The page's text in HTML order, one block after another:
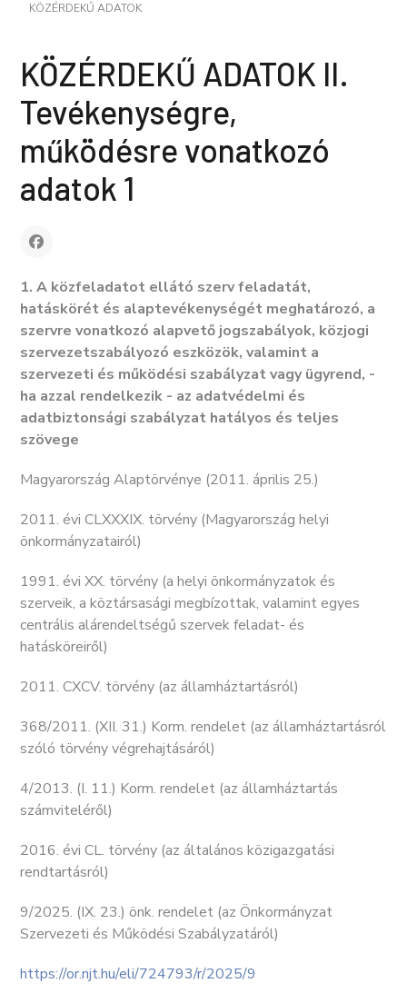
KÖZÉRDEKŰ ADATOK
KÖZÉRDEKŰ ADATOK II.
Tevékenységre,
működésre vonatkozó
adatok 1
1. A közfeladatot ellátó szerv feladatát,
hatáskörét és alaptevékenységét meghatározó, a
szervre vonatkozó alapvető jogszabályok, közjogi
szervezetszabályozó eszközök, valamint a
szervezeti és működési szabályzat vagy ügyrend, -
ha azzal rendelkezik - az adatvédelmi és
adatbiztonsági szabályzat hatályos és teljes
szövege
Magyarország Alaptörvénye (2011. április 25.)
2011. évi CLXXXIX. törvény (Magyarország helyi
önkormányzatairól)
1991. évi XX. törvény (a helyi önkormányzatok és
szerveik, a köztársasági megbízottak, valamint egyes
centrális alárendeltségű szervek feladat- és
hatásköreiről)
2011. CXCV. törvény (az államháztartásról)
368/2011. (XII. 31.) Korm. rendelet (az államháztartásról
szóló törvény végrehajtásáról)
4/2013. (I. 11.) Korm. rendelet (az államháztartás
számviteléről)
2016. évi CL. törvény (az általános közigazgatási
rendtartásról)
9/2025. (IX. 23.) önk. rendelet (az Önkormányzat
Szervezeti és Működési Szabályzatáról)
https://or.njt.hu/eli/724793/r/2025/9